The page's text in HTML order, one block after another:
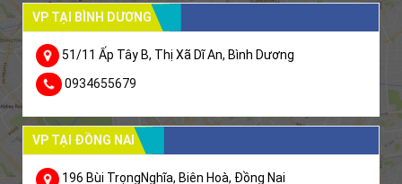
VP TẠI BÌNH DƯƠNG
51/11 Ấp Tây B, Thị Xã Dĩ An, Bình Dương
0934655679
VP TẠI ĐỒNG NAI
196 Bùi TrọngNghĩa, Biên Hoà, Đồng Nai